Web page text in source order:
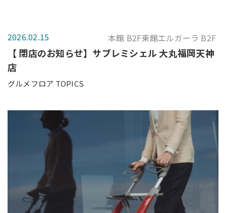
2026.02.15 本館 B2F東館エルガーラ B2F
【 閉店のお知らせ】サブレミシェル 大丸福岡天神
店
グルメフロア TOPICS